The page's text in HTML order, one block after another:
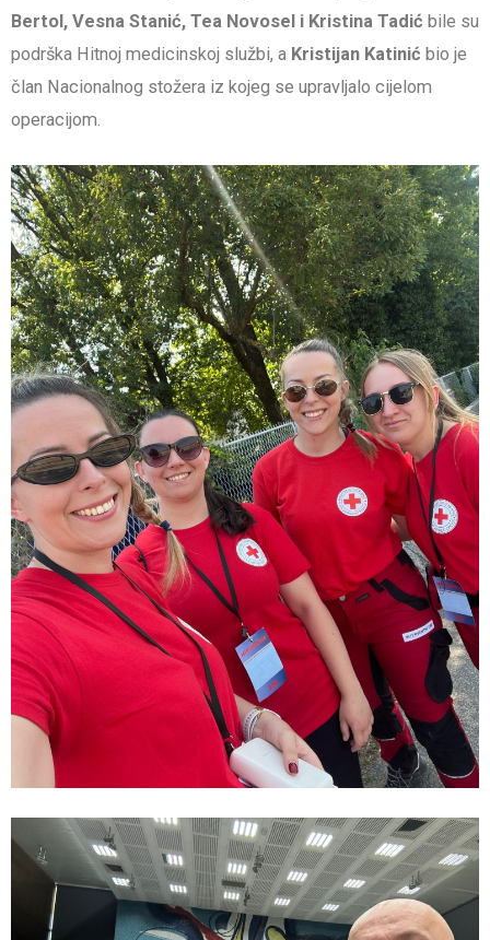
Bertol, Vesna Stanić, Tea Novosel i Kristina Tadić bile su
podrška Hitnoj medicinskoj službi, a Kristijan Katinić bio je
član Nacionalnog stožera iz kojeg se upravljalo cijelom
operacijom.